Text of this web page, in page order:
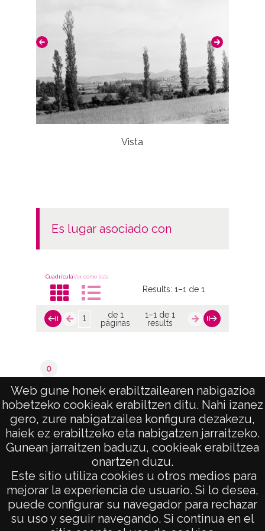
Web gune honek erabiltzailearen nabigazioa
hobetzeko cookieak erabiltzen ditu. Nahi izanez
gero, zure nabigatzailea konfigura dezakezu,
haiek ez erabiltzeko eta nabigatzen jarraitzeko.
Gunean jarraitzen baduzu, cookieak erabiltzea
onartzen duzu.
Este sitio utiliza cookies u otros medios para
mejorar la experiencia de usuario. Si lo desea,
puede configurar su navegador para rechazar
su uso y seguir navegando. Si continua en el
Notas
Nº de identificación: 15963 Duplicado del
negativo: R. 069 / F. 7 / N.31 Duplicado del
positivo: 5653;
Signaturas: Copia digital: ATHA-DAF-GUE-
15963 ; Duplicado del positivo: ATHA-DAF-
DAF-GUE-R 069-F 7-N 31;
Vista
es lugar asociado con
CuadrículaVer como lista
Results:1–1 de 1
de 1
páginas
1–1 de 1
results
0
de 1
páginas
1–1 de 1
results
AVISO LEGAL
POLÍTICA DE PRIVACIDAD
ACCESIBILIDAD
ATENCIÓN CIUDADANA